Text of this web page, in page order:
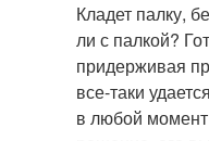
Кладет палку,
ли с палкой?
придерживая
все-таки
в любой момент